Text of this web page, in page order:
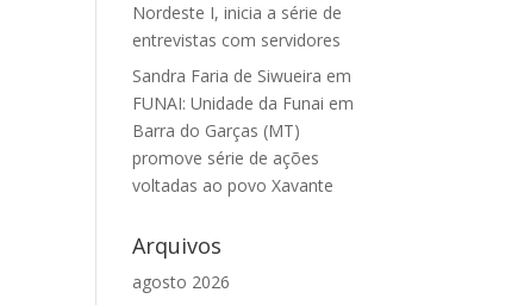
Nordeste I, inicia a série de
entrevistas com servidores
Sandra Faria de Siwueira em
FUNAI: Unidade da Funai em
Barra do Garças (MT)
promove série de ações
voltadas ao povo Xavante
Arquivos
agosto 2026